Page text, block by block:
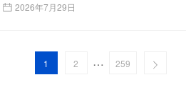
2026年7月29日
1 2 … 259